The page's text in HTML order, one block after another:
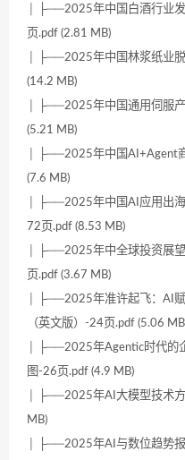
│ ├──2025年中国白酒行业
页.pdf (2.81 MB)
│ ├──2025年中国林浆纸业
(14.2 MB)
│ ├──2025年中国通用伺服
(5.21 MB)
│ ├──2025年中国AI+Agent
(7.6 MB)
│ ├──2025年中国AI应用出
72页.pdf (8.53 MB)
│ ├──2025年中全球投资展
页.pdf (3.67 MB)
│ ├──2025年准许起飞：AI
（英文版）-24页.pdf (5.06
│ ├──2025年Agentic时代的
图-26页.pdf (4.9 MB)
│ ├──2025年AI大模型技术
MB)
│ ├──2025年AI与数位趋势